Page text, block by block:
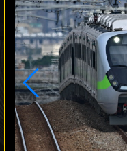
活動紀實
賴建宇